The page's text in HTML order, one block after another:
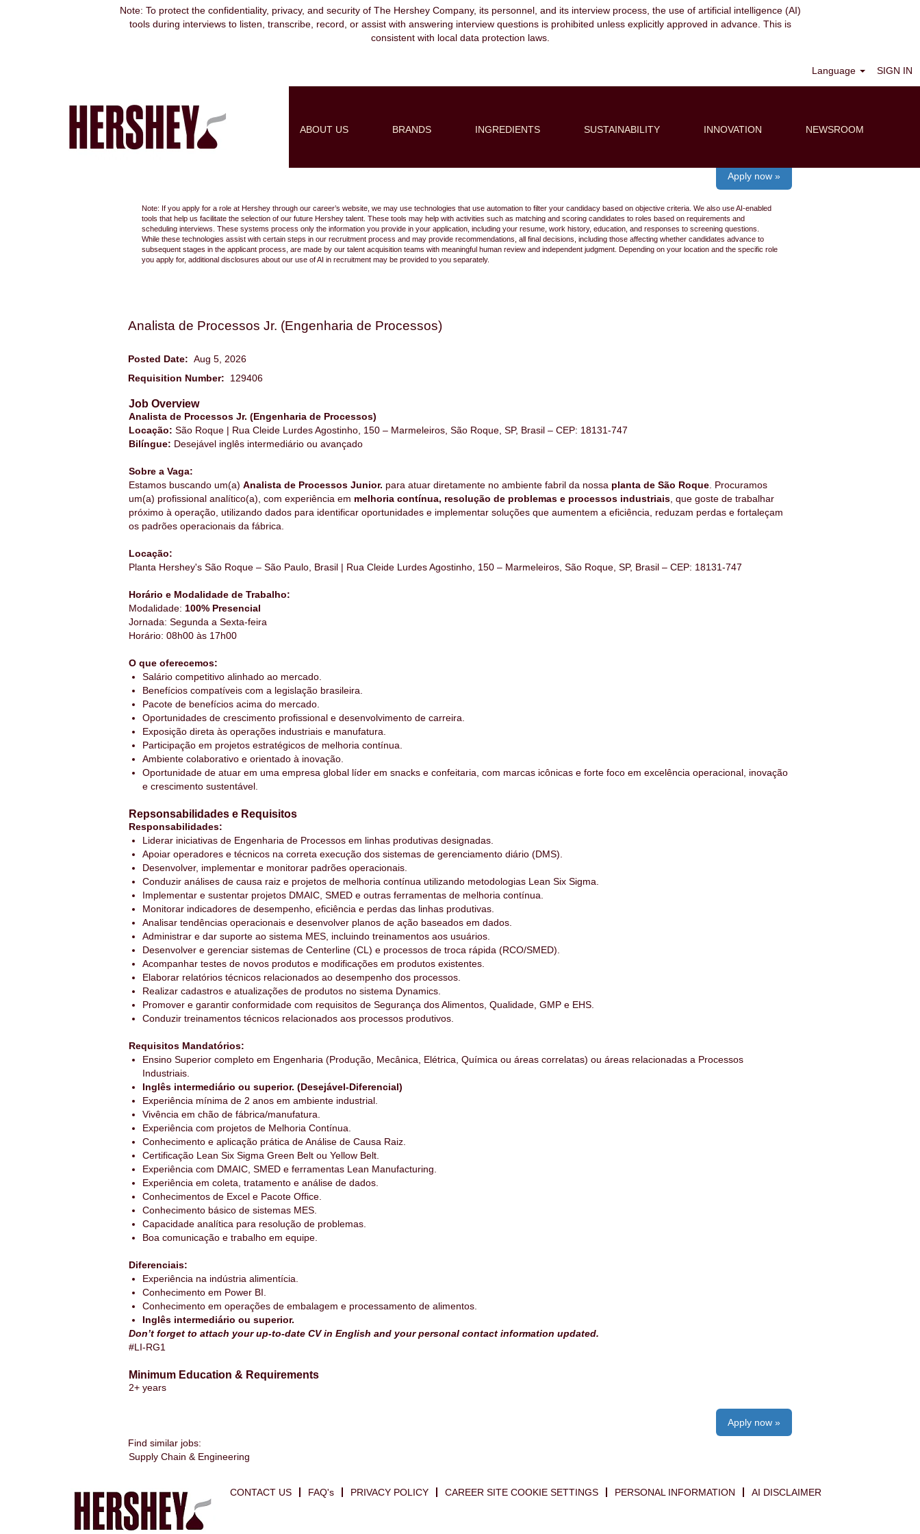
Note: To protect the confidentiality, privacy, and security of The Hershey Company, its personnel, and its interview process, the use of artificial intelligence (AI)
tools during interviews to listen, transcribe, record, or assist with answering interview questions is prohibited unless explicitly approved in advance. This is
consistent with local data protection laws.
Language SIGN IN
ABOUT US BRANDS INGREDIENTS SUSTAINABILITY INNOVATION NEWSROOM
Search by Keyword
Select how often (in days) to receive an alert: Create Alert
Apply now »
Note: If you apply for a role at Hershey through our career’s website, we may use technologies that use automation to filter your candidacy based on objective criteria. We also use AI-enabled
tools that help us facilitate the selection of our future Hershey talent. These tools may help with activities such as matching and scoring candidates to roles based on requirements and
scheduling interviews. These systems process only the information you provide in your application, including your resume, work history, education, and responses to screening questions.
While these technologies assist with certain steps in our recruitment process and may provide recommendations, all final decisions, including those affecting whether candidates advance to
subsequent stages in the applicant process, are made by our talent acquisition teams with meaningful human review and independent judgment. Depending on your location and the specific role
you apply for, additional disclosures about our use of AI in recruitment may be provided to you separately.
Analista de Processos Jr. (Engenharia de Processos)
Posted Date: Aug 5, 2026
Requisition Number: 129406
Job Overview
Analista de Processos Jr. (Engenharia de Processos)
Locação: São Roque | Rua Cleide Lurdes Agostinho, 150 – Marmeleiros, São Roque, SP, Brasil – CEP: 18131-747
Bilíngue: Desejável inglês intermediário ou avançado
Sobre a Vaga:
Estamos buscando um(a) Analista de Processos Junior. para atuar diretamente no ambiente fabril da nossa planta de São Roque . Procuramos
um(a) profissional analítico(a), com experiência em melhoria contínua, resolução de problemas e processos industriais , que goste de trabalhar
próximo à operação, utilizando dados para identificar oportunidades e implementar soluções que aumentem a eficiência, reduzam perdas e fortaleçam
os padrões operacionais da fábrica.
Locação:
Planta Hershey's São Roque – São Paulo, Brasil | Rua Cleide Lurdes Agostinho, 150 – Marmeleiros, São Roque, SP, Brasil – CEP: 18131-747
Horário e Modalidade de Trabalho:
Modalidade: 100% Presencial
Jornada: Segunda a Sexta-feira
Horário: 08h00 às 17h00
O que oferecemos:
Salário competitivo alinhado ao mercado.
Benefícios compatíveis com a legislação brasileira.
Pacote de benefícios acima do mercado.
Oportunidades de crescimento profissional e desenvolvimento de carreira.
Exposição direta às operações industriais e manufatura.
Participação em projetos estratégicos de melhoria contínua.
Ambiente colaborativo e orientado à inovação.
Oportunidade de atuar em uma empresa global líder em snacks e confeitaria, com marcas icônicas e forte foco em excelência operacional, inovação
e crescimento sustentável.
Repsonsabilidades e Requisitos
Responsabilidades:
Liderar iniciativas de Engenharia de Processos em linhas produtivas designadas.
Apoiar operadores e técnicos na correta execução dos sistemas de gerenciamento diário (DMS).
Desenvolver, implementar e monitorar padrões operacionais.
Conduzir análises de causa raiz e projetos de melhoria contínua utilizando metodologias Lean Six Sigma.
Implementar e sustentar projetos DMAIC, SMED e outras ferramentas de melhoria contínua.
Monitorar indicadores de desempenho, eficiência e perdas das linhas produtivas.
Analisar tendências operacionais e desenvolver planos de ação baseados em dados.
Administrar e dar suporte ao sistema MES, incluindo treinamentos aos usuários.
Desenvolver e gerenciar sistemas de Centerline (CL) e processos de troca rápida (RCO/SMED).
Acompanhar testes de novos produtos e modificações em produtos existentes.
Elaborar relatórios técnicos relacionados ao desempenho dos processos.
Realizar cadastros e atualizações de produtos no sistema Dynamics.
Promover e garantir conformidade com requisitos de Segurança dos Alimentos, Qualidade, GMP e EHS.
Conduzir treinamentos técnicos relacionados aos processos produtivos.
Requisitos Mandatórios:
Ensino Superior completo em Engenharia (Produção, Mecânica, Elétrica, Química ou áreas correlatas) ou áreas relacionadas a Processos
Industriais.
Inglês intermediário ou superior. (Desejável-Diferencial)
Experiência mínima de 2 anos em ambiente industrial.
Vivência em chão de fábrica/manufatura.
Experiência com projetos de Melhoria Contínua.
Conhecimento e aplicação prática de Análise de Causa Raiz.
Certificação Lean Six Sigma Green Belt ou Yellow Belt.
Experiência com DMAIC, SMED e ferramentas Lean Manufacturing.
Experiência em coleta, tratamento e análise de dados.
Conhecimentos de Excel e Pacote Office.
Conhecimento básico de sistemas MES.
Capacidade analítica para resolução de problemas.
Boa comunicação e trabalho em equipe.
Diferenciais:
Experiência na indústria alimentícia.
Conhecimento em Power BI.
Conhecimento em operações de embalagem e processamento de alimentos.
Inglês intermediário ou superior.
Don’t forget to attach your up-to-date CV in English and your personal contact information updated.
#LI-RG1
Minimum Education & Requirements
2+ years
Apply now »
Find similar jobs:
Supply Chain & Engineering
CONTACT US FAQ's PRIVACY POLICY CAREER SITE COOKIE SETTINGS PERSONAL INFORMATION AI DISCLAIMER